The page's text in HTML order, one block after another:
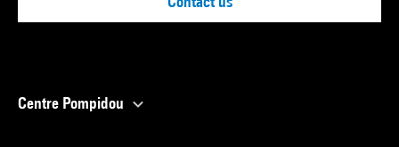
Centre Pompidou